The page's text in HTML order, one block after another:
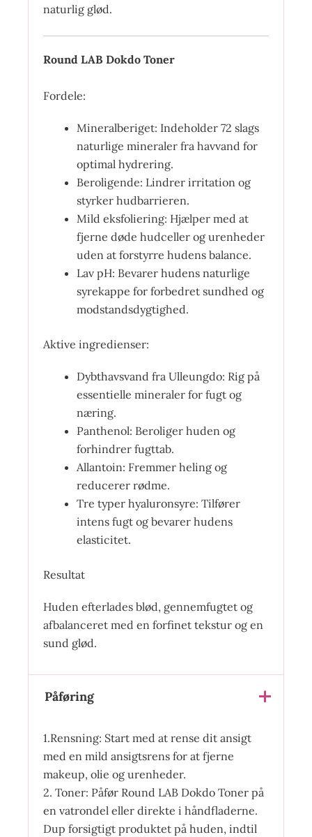
naturlig glød.
Round LAB Dokdo Toner
Fordele:
Mineralberiget: Indeholder 72 slags
naturlige mineraler fra havvand for
optimal hydrering.
Beroligende: Lindrer irritation og
styrker hudbarrieren.
Mild eksfoliering: Hjælper med at
fjerne døde hudceller og urenheder
uden at forstyrre hudens balance.
Lav pH: Bevarer hudens naturlige
syrekappe for forbedret sundhed og
modstandsdygtighed.
Aktive ingredienser:
Dybthavsvand fra Ulleungdo: Rig på
essentielle mineraler for fugt og
næring.
Panthenol: Beroliger huden og
forhindrer fugttab.
Allantoin: Fremmer heling og
reducerer rødme.
Tre typer hyaluronsyre: Tilfører
intens fugt og bevarer hudens
elasticitet.
Resultat
Huden efterlades blød, gennemfugtet og
afbalanceret med en forfinet tekstur og en
sund glød.
Påføring
1.Rensning: Start med at rense dit ansigt
med en mild ansigtsrens for at fjerne
makeup, olie og urenheder.
2. Toner: Påfør Round LAB Dokdo Toner på
en vatrondel eller direkte i håndfladerne.
Dup forsigtigt produktet på huden, indtil